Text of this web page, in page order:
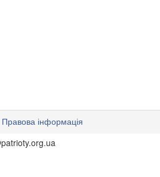
Правова інформація
patrioty.org.ua